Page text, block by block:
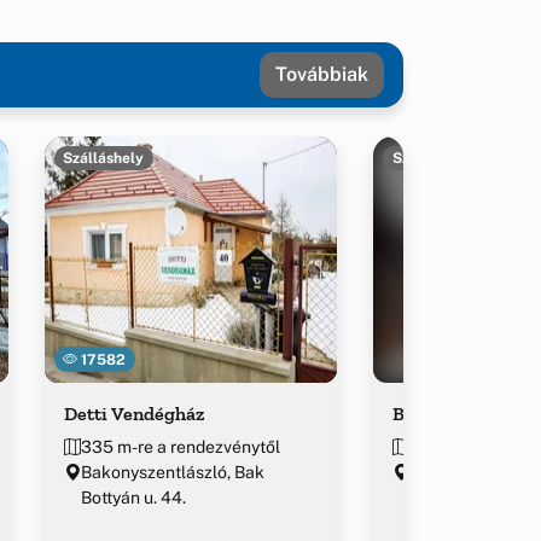
Továbbiak
17582
Szálláshely
Detti Vendégház
335 m-re a rendezvénytől
Bakonyszentlászló, Bak
Bottyán u. 44.
Szálláshely
Bakonyi Múzsa